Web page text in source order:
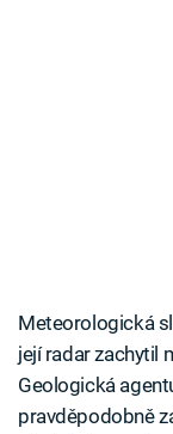
Meteorologická
její radar zachytil
Geologická
pravděpodobně